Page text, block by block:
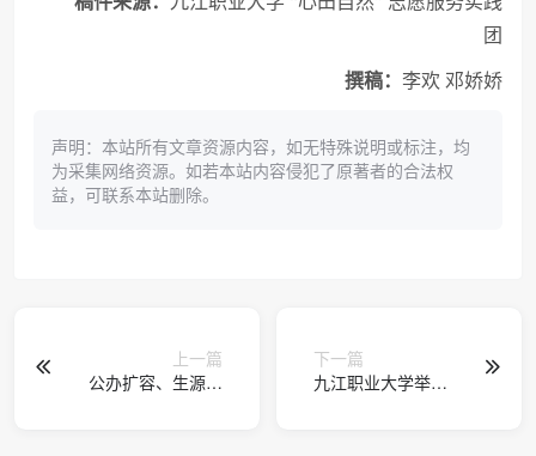
团
撰稿： 李欢 邓娇娇
声明：本站所有文章资源内容，如无特殊说明或标注，均
为采集网络资源。如若本站内容侵犯了原著者的合法权
益，可联系本站删除。
上一篇
公办扩容、生源分
下一篇
九江职业大学举行